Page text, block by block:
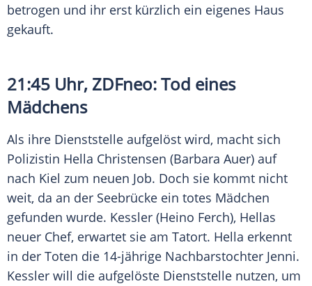
betrogen und ihr erst kürzlich ein eigenes Haus
gekauft.
21:45 Uhr, ZDFneo: Tod eines
Mädchens
Als ihre Dienststelle aufgelöst wird, macht sich
Polizistin Hella Christensen (Barbara Auer) auf
nach Kiel zum neuen Job. Doch sie kommt nicht
weit, da an der Seebrücke ein totes Mädchen
gefunden wurde. Kessler (Heino Ferch), Hellas
neuer Chef, erwartet sie am Tatort. Hella erkennt
in der Toten die 14-jährige Nachbarstochter Jenni.
Kessler will die aufgelöste Dienststelle nutzen, um